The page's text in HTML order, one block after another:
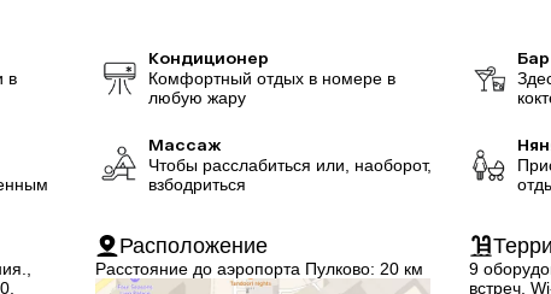
в
Кондиционер
Комфортный отдых в номере в
любую жару
Бар
Массаж
Чтобы расслабиться или, наоборот,
взбодриться
Расположение
Расстояние до аэропорта Пулково: 20 км
9
встреч,